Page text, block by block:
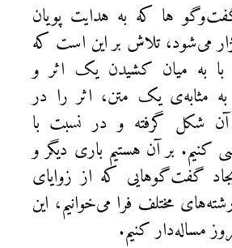
‌ها که به هدایت پویان
می‌شود، تلاش بر این است که
به میان کشیدن یک اثر و
بازاندیشی به آن به مثابه‎‌ی یک متن، اثر را در
شکل گرفته و در نسبت با
کنیم. بر آن هستیم باری دیگر و
گفت‌گوهایی که از زوایای
مختلف فرا می‌خوانیم، این
مساله‌دار کنیم.